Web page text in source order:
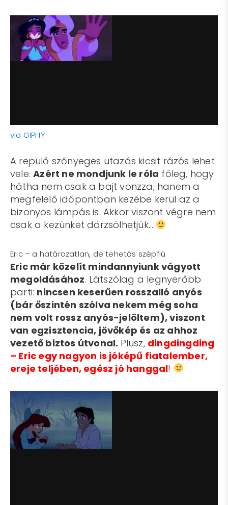
via GIPHY
A repülő szőnyeges utazás kicsit rázós lehet
vele.Azért ne mondjunk le róla főleg, hogy
hátha nem csak a bajt vonzza, hanem a
megfelelő időpontban kezébe kerül az a
bizonyos lámpás is. Akkor viszont végre nem
csak a kezünket dörzsölhetjük…
Eric – a határozatlan, de tehetős szépfiú
Eric már közelít mindannyiunk vágyott
megoldásához. Látszólag a legnyerőbb
parti: nincsen keserűen rosszalló anyós
(bár őszintén szólva nekem még soha
nem volt rossz anyós-jelöltem), viszont
van egzisztencia, jövőkép és az ahhoz
vezető biztos útvonal. Plusz, dingdingding
– Eric egy nagyon is jóképű fiatalember,
ereje teljében, egész jó hanggal!